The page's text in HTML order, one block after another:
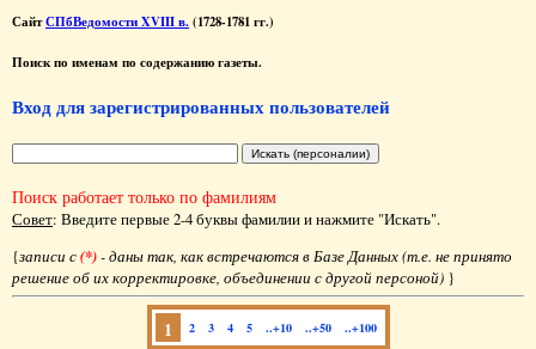
СайтСПбВедомости XVIII в. (1728-1781 гг.)
Поиск по именам по содержанию газеты.
Вход для зарегистрированных пользователей
Поиск работает только по фамилиям
Совет: Введите первые 2-4 буквы фамилии и нажмите "Искать".
{записи с(*)- даны так, как встречаются в Базе Данных (т.е. не принято
решение об их корректировке, объединении с другой персоной) }
1 2 3 4 5 ..+10 ..+50 ..+100